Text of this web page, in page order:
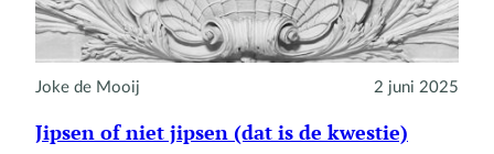
Joke de Mooij 2 juni 2025
Jipsen of niet jipsen (dat is de kwestie)